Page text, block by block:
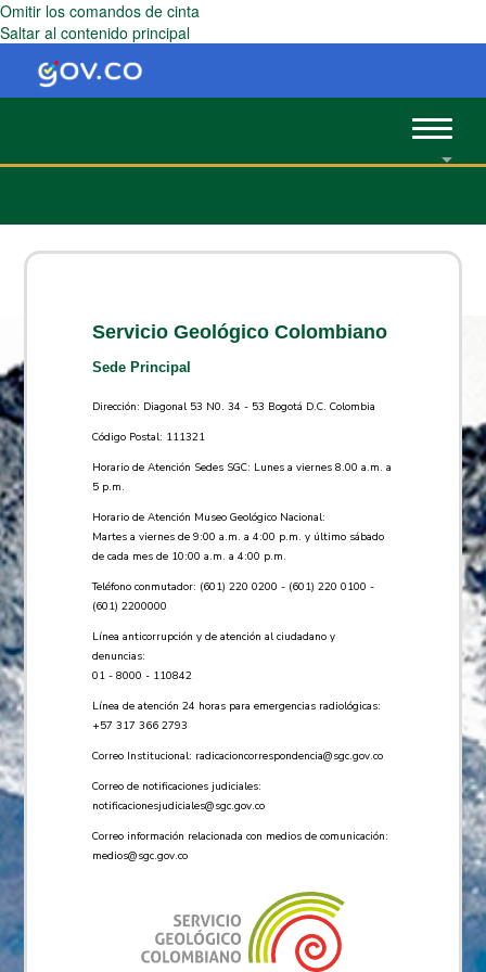
Omitir los comandos de cinta
Saltar al contenido principal
Toggle
Servicio Geológico Colombiano
Sede Principal
Dirección: Diagonal 53 N0. 34 - 53 Bogotá D.C. Colombia
Código Postal: 111321
Horario de Atención Sedes SGC: Lunes a viernes 8.00 a.m. a
5 p.m.
Horario de Atención Museo Geológico Nacional:
Martes a viernes de 9:00 a.m. a 4:00 p.m. y último sábado
de cada mes de 10:00 a.m. a 4:00 p.m.
Teléfono conmutador: (601) 220 0200 - (601) 220 0100 -
(601) 2200000
Línea anticorrupción y de atención al ciudadano y
denuncias:
01 - 8000 - 110842
Línea de atención 24 horas para emergencias radiológicas:
+57 ​317 366 2793
Correo Institucional: radicacioncorrespondencia@sgc.gov.co
Correo de notificaciones judiciales:
notificacionesjudiciales@sgc.gov.co
Correo información relacionada con medios de comunicación:
medios@sgc.gov.co